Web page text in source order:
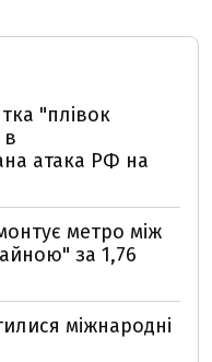
"плівок
в
атака РФ на
метро між
за 1,76
міжнародні